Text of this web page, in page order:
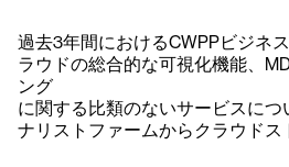
過去3年間におけるCWPPビジネ
ラウドの総合的な可視化機能、
ング
に関する比類のないサービスに
ナリストファームからクラウドス